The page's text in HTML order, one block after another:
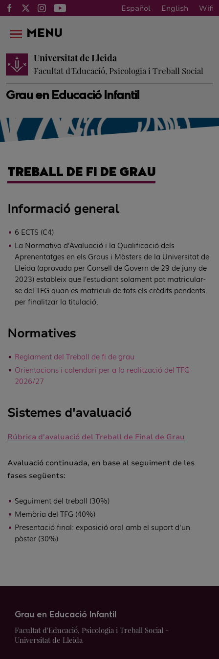
Español English Wifi
Grau en Educació Infantil
Universitat de Lleida
Facultat d'Educació, Psicologia i Treball Social
MENU
TREBALL DE FI DE GRAU
Informació general
6 ECTS (C4)
La Normativa d’Avaluació i la Qualificació dels
Aprenentatges en els Graus i Màsters de la Universitat de
Lleida (aprovada per Consell de Govern de 29 de juny de
2023) estableix que l’estudiant solament pot matricular-
se del TFG quan es matriculi de tots els crèdits pendents
per finalitzar la titulació.
Normatives
Reglament del Treball de fi de grau
Orientacions i calendari per a la realització del TFG
2026/27
Sistemes d'avaluació
Rúbrica d'avaluació del Treball de Final de Grau
Avaluació continuada, en base al seguiment de les
fases següents:
Seguiment del treball (30%)
Memòria del TFG (40%)
Presentació final: exposició oral amb el suport d'un
pòster (30%)
Grau en Educació Infantil
Facultat d'Educació, Psicologia i Treball Social -
Universitat de Lleida